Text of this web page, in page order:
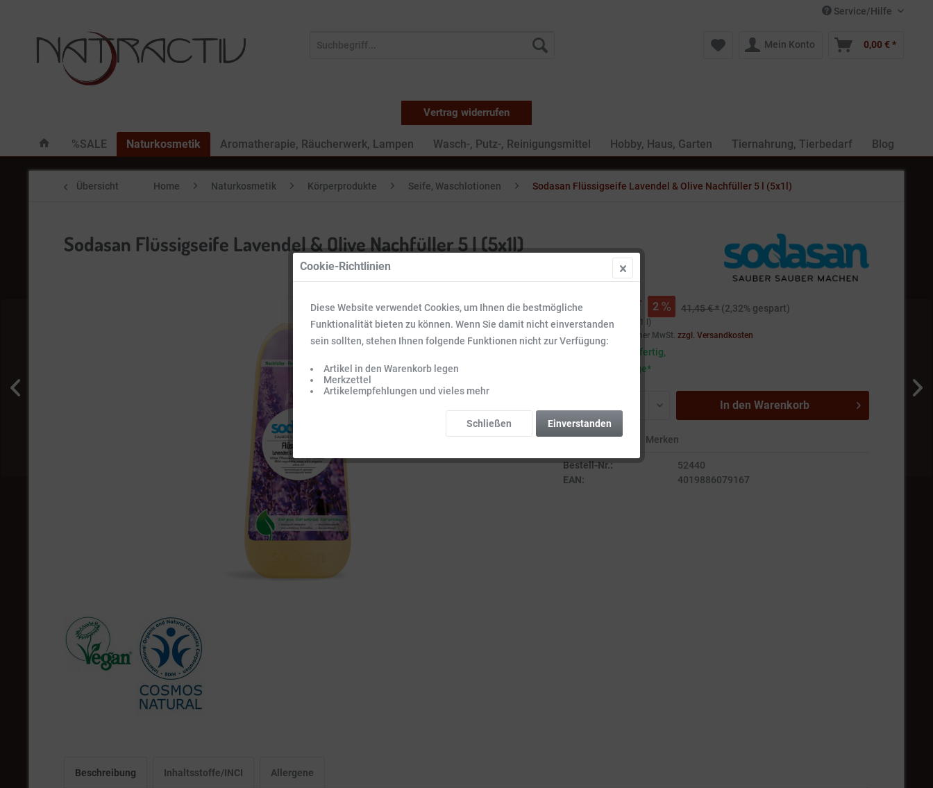
Service/Hilfe
Mein Konto 0,00 € *
Vertrag widerrufen
%SALE Naturkosmetik Aromatherapie, Räucherwerk, Lampen Wasch-, Putz-, Reinigungsmittel Hobby, Haus, Garten Tiernahrung, Tierbedarf Blog
Übersicht Home Naturkosmetik Körperprodukte Seife, Waschlotionen Sodasan Flüssigseife Lavendel & Olive Nachfüller 5 l (5x1l)
Sodasan Flüssigseife Lavendel & Olive Nachfüller 5 l (5x1l)
40,49 € * 2 41,45 € * (2,32% gespart)
Inhalt:5 l (8,10 € * / 1 l)
Preise inkl. gesetzlicher MwSt.zzgl. Versandkosten
Sofort versandfertig,
Lieferzeit 3-5 Tage*
In den Warenkorb
Vergleichen Merken
Bestell-Nr.:
52440
EAN:
4019886079167
Beschreibung Inhaltsstoffe/INCI Allergene
Cookie-Richtlinien
Diese Website verwendet Cookies, um Ihnen die bestmögliche
Funktionalität bieten zu können. Wenn Sie damit nicht einverstanden
sein sollten, stehen Ihnen folgende Funktionen nicht zur Verfügung:
Artikel in den Warenkorb legen
Merkzettel
Artikelempfehlungen und vieles mehr
Einverstanden
Schließen